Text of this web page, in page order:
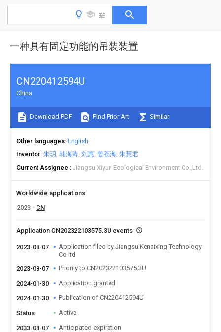
一种具有固定功能的吊装装置
CN220412594U
China
Download PDF Find Prior Art Similar
Other languages English
Inventor 朱玥 韩海涛 刘惠 姜苍海 朱慧君
Current Assignee
Jiangsu Xiyun Ecological Environment Co.,Ltd.
Worldwide applications
2023
CN
Application CN202322103575.3U events
2023-08-07
Application filed by Jiangsu Kenaixing Technology
Co ltd
2023-08-07
Priority to CN202322103575.3U
2024-01-30 Application granted
2024-01-30 Publication of CN220412594U
Status Active
2033-08-07 Anticipated expiration